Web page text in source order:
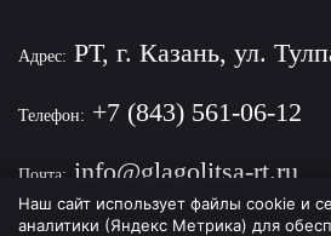
Адрес: РТ, г. Казань, ул.
Телефон: +7 (843) 561-06-12
Почта: info@glagolitsa-rt.ru
Наш сайт использует файлы cookie и
аналитики (Яндекс Метрика) для